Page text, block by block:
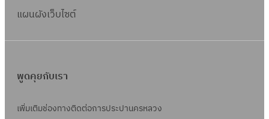
แผนผังเว็บไซต์
พูดคุยกับเรา
เพิ่มเติมช่องทางติดต่อการประปานครหลวง